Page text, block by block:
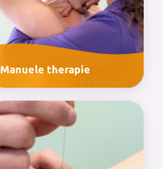
Manuele therapie